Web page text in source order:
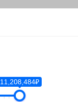
11,208,484₽